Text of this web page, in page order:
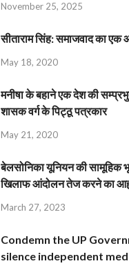
November 25, 2025
सीताराम सिंह: समाजवाद का
May 18, 2020
मनीषा के बहाने एक देश की
शासक वर्ग के पिट्ठू पत्रकार
May 21, 2020
बेलसोनिका यूनियन की
खिलाफ आंदोलन तेज करने का
March 27, 2023
Condemn the UP
silence independent